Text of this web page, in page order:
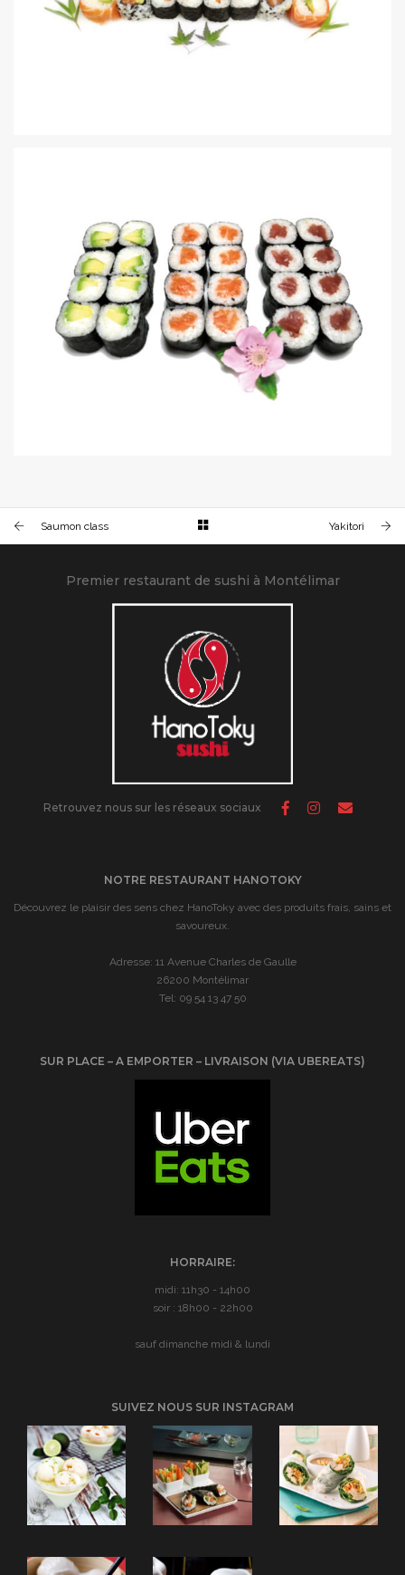
11€
Saumon class Yakitori
Premier restaurant de sushi à Montélimar
Retrouvez nous sur les réseaux sociaux
NOTRE RESTAURANT HANOTOKY
Découvrez le plaisir des sens chez HanoToky avec des produits frais, sains et
savoureux.
Adresse: 11 Avenue Charles de Gaulle
26200 Montélimar
Tel: 09 54 13 47 50
SUR PLACE – A EMPORTER – LIVRAISON (VIA UBEREATS)
HORRAIRE:
midi: 11h30 - 14h00
soir : 18h00 - 22h00
sauf dimanche midi & lundi
SUIVEZ NOUS SUR INSTAGRAM